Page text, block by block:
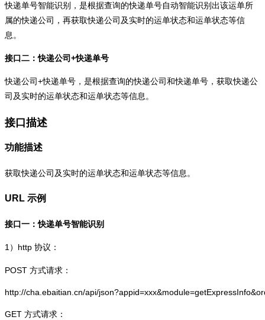
快递单号智能识别，是根据查询的快递单号自动智能识别出该运单所
属的快递公司，再获取快递公司及实时的运单状态和运单状态等信
息。
接口二：快递公司+快递单号
快递公司+快递单号，是根据查询的快递公司和快递单号，获取快递公
司及实时的运单状态和运单状态等信息。
接口描述
功能描述
获取快递公司及实时的运单状态和运单状态等信息。
URL 示例
接口一：快递单号智能识别
1） http 协议：
POST 方式请求：
http://cha.ebaitian.cn/api/
GET 方式请求：